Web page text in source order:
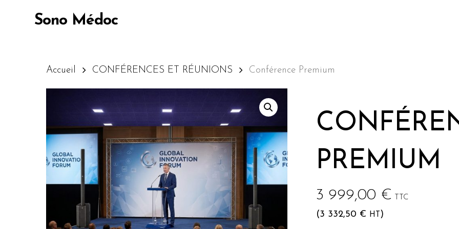
Appuyez sur Entrée pour lancer la recherche ou sur Echap pour annuler
Sono Médoc
Accueil CONFÉRENCES ET RÉUNIONS Conférence Premium
PREMIUM
3 999,00 € TTC
(3 332,50 € HT )